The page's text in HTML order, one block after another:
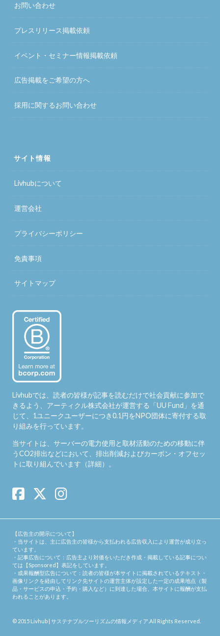
お問い合わせ
プレスリリース掲載依頼
イベント・セミナー情報掲載依頼
広告掲載をご希望の方へ
採用に関するお問い合わせ
サイト情報
Livhubについて
運営会社
プライバシーポリシー
免責事項
サイトマップ
Livhubでは、読者の皆様が記事を読むだけで社会貢献に参加で
きるよう、アーティクル株式会社が運営する「UU Fund 」を通
じて、1ユニークユーザーにつき0.1円をNPO団体に寄付する取
り組みを行っています。
当サイトは、サーバーの電力使用と取材活動のための移動に伴
うCO2排出などにおいて、排出削減およびカーボン・オフセッ
トに取り組んでいます（詳細）。
【広告主の開示について】
・当サイトは、主に広告主の皆様から支払われる広告収入により運営が成り立っ
ています。
・記事広告について：広告主より対価をいただき作成・掲載している記事につい
ては【Sponsored】表記をしています。
・成果報酬型広告について：読者の皆様が本サイトに掲載されているテキスト・
画像リンクを経由してリンク先サイトの運営主体が設定した一定の成果地点（製
品・サービスの申込・予約・購入など）に到達した場合、本サイトに報酬が支払
われることがあります。
© 2015 Livhub | サステナブルツーリズムの情報メディア .All Rights Reserved.